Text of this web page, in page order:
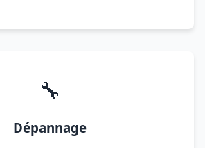
🔧
Dépannage